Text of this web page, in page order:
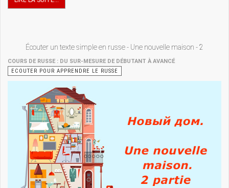
Écouter un texte simple en russe - Une nouvelle maison - 2
COURS DE RUSSE : DU SUR-MESURE DE DÉBUTANT À AVANCÉ
ECOUTER POUR APPRENDRE LE RUSSE